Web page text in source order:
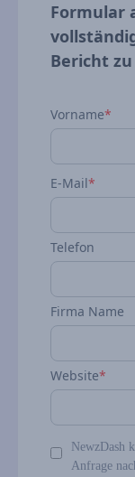
Formular
Bericht
Vorname*
E-Mail*
Telefon
Firma Name
Website*
NewzDash
Anfrage